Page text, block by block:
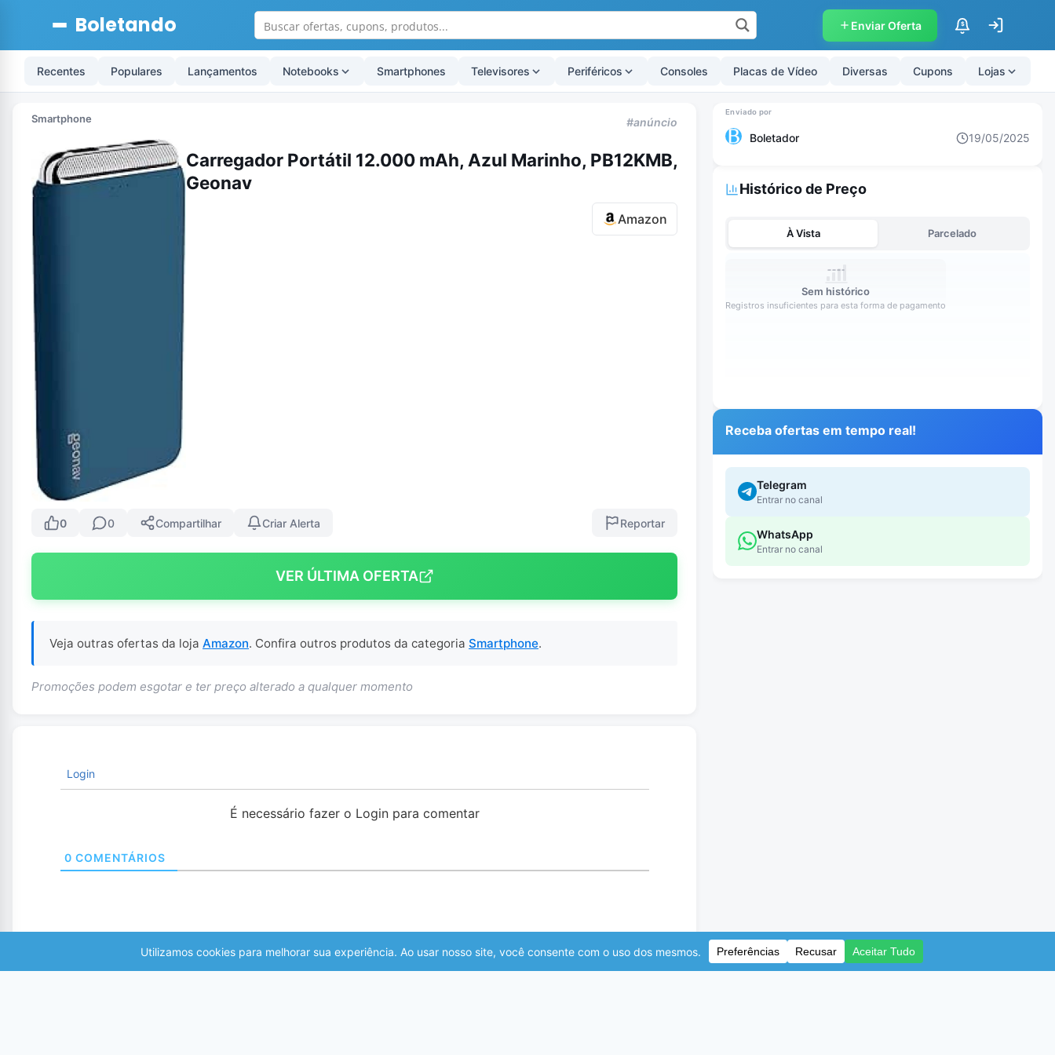
Boletando Enviar Oferta $
Recentes Populares Lançamentos Notebooks Smartphones Televisores Periféricos Consoles Placas de Vídeo Diversas Cupons Lojas
Smartphone #anúncio
Carregador Portátil 12.000 mAh, Azul Marinho, PB12KMB,
Geonav
Amazon
0 0 Compartilhar Criar Alerta Reportar
VER ÚLTIMA OFERTA
Veja outras ofertas da loja Amazon. Confira outros produtos da categoria Smartphone.
Promoções podem esgotar e ter preço alterado a qualquer momento
Login
É necessário fazer o Login para comentar
0 COMENTÁRIOS
Boletador 19/05/2025
Histórico de Preço
À Vista Parcelado
Sem histórico
Registros insuficientes para esta forma de pagamento
Receba ofertas em tempo real!
Telegram
Entrar no canal
WhatsApp
Entrar no canal